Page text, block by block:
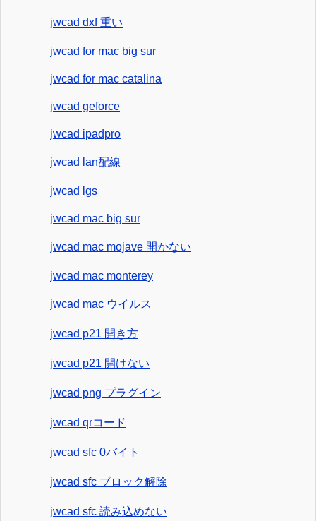
jwcad dxf 重い
jwcad for mac big sur
jwcad for mac catalina
jwcad geforce
jwcad ipadpro
jwcad lan配線
jwcad lgs
jwcad mac big sur
jwcad mac mojave 開かない
jwcad mac monterey
jwcad mac ウイルス
jwcad p21 開き方
jwcad p21 開けない
jwcad png プラグイン
jwcad qrコード
jwcad sfc 0バイト
jwcad sfc ブロック解除
jwcad sfc 読み込めない